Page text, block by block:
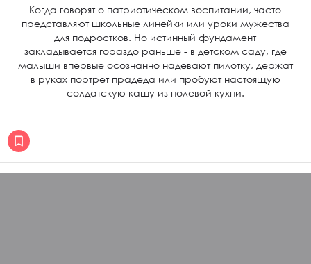
Когда говорят о патриотическом воспитании, часто
представляют школьные линейки или уроки мужества
для подростков. Но истинный фундамент
закладывается гораздо раньше - в детском саду, где
малыши впервые осознанно надевают пилотку, держат
в руках портрет прадеда или пробуют настоящую
солдатскую кашу из полевой кухни.